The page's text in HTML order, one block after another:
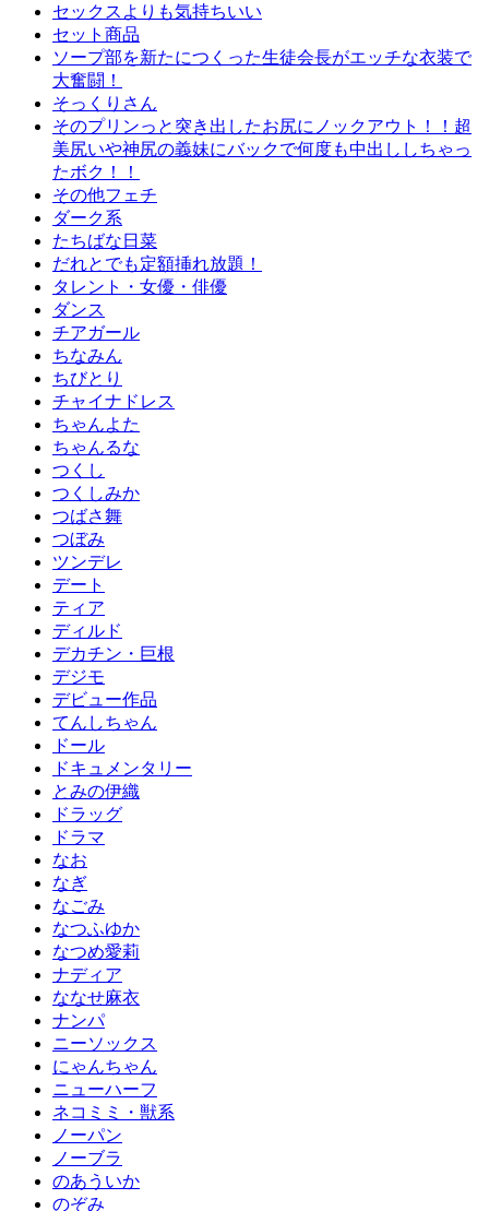
セックスよりも気持ちいい
セット商品
ソープ部を新たにつくった生徒会長がエッチな衣装で
大奮闘！
そっくりさん
そのプリンっと突き出したお尻にノックアウト！！超
美尻いや神尻の義妹にバックで何度も中出ししちゃっ
たボク！！
その他フェチ
ダーク系
たちばな日菜
だれとでも定額挿れ放題！
タレント・女優・俳優
ダンス
チアガール
ちなみん
ちびとり
チャイナドレス
ちゃんよた
ちゃんるな
つくし
つくしみか
つばさ舞
つぼみ
ツンデレ
デート
ティア
ディルド
デカチン・巨根
デジモ
デビュー作品
てんしちゃん
ドール
ドキュメンタリー
とみの伊織
ドラッグ
ドラマ
なお
なぎ
なごみ
なつふゆか
なつめ愛莉
ナディア
ななせ麻衣
ナンパ
ニーソックス
にゃんちゃん
ニューハーフ
ネコミミ・獣系
ノーパン
ノーブラ
のあういか
のぞみ